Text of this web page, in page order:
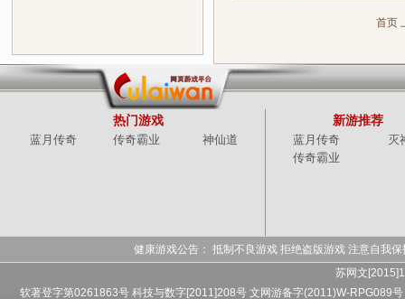
首页
热门游戏
蓝月传奇 传奇霸业 神仙道
新游推荐
蓝月传奇
灭
传奇霸业
健康游戏公告： 抵制不良游戏 拒绝盗版游戏 注意自我
苏网文
软著登字第0261863号 科技与数字[2011]208号 文网游备字(2011)W-RPG089号